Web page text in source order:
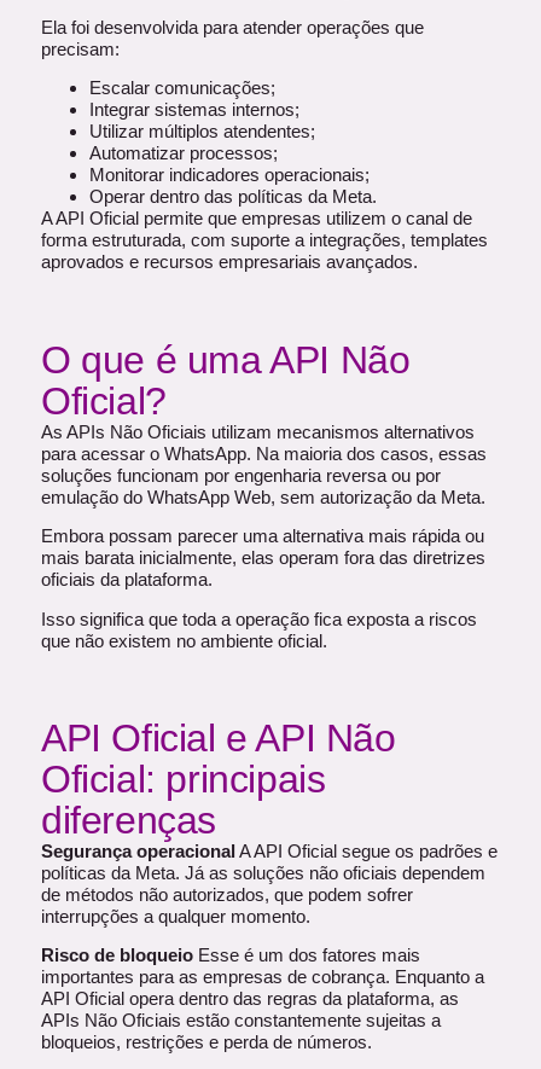
Ela foi desenvolvida para atender operações que
precisam:
Escalar comunicações;
Integrar sistemas internos;
Utilizar múltiplos atendentes;
Automatizar processos;
Monitorar indicadores operacionais;
Operar dentro das políticas da Meta.
A API Oficial permite que empresas utilizem o canal de
forma estruturada, com suporte a integrações, templates
aprovados e recursos empresariais avançados.
O que é uma API Não
Oficial?
As APIs Não Oficiais utilizam mecanismos alternativos
para acessar o WhatsApp. Na maioria dos casos, essas
soluções funcionam por engenharia reversa ou por
emulação do WhatsApp Web, sem autorização da Meta.
Embora possam parecer uma alternativa mais rápida ou
mais barata inicialmente, elas operam fora das diretrizes
oficiais da plataforma.
Isso significa que toda a operação fica exposta a riscos
que não existem no ambiente oficial.
API Oficial e API Não
Oficial: principais
diferenças
Segurança operacionalA API Oficial segue os padrões e
políticas da Meta. Já as soluções não oficiais dependem
de métodos não autorizados, que podem sofrer
interrupções a qualquer momento.
Risco de bloqueio Esse é um dos fatores mais
importantes para as empresas de cobrança. Enquanto a
API Oficial opera dentro das regras da plataforma, as
APIs Não Oficiais estão constantemente sujeitas a
bloqueios, restrições e perda de números.